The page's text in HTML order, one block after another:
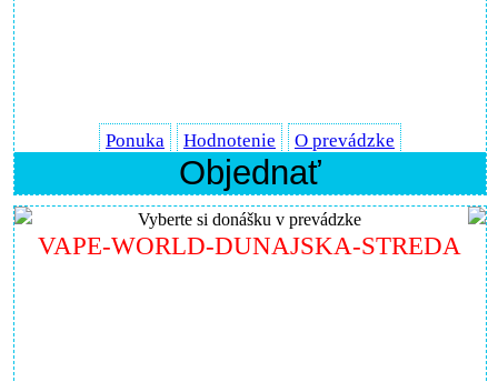
Ponuka Hodnotenie O prevádzke
Objednať
Vyberte si donášku v prevádzke
VAPE-WORLD-DUNAJSKA-STREDA